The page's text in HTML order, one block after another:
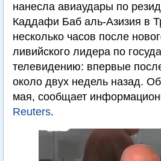
нанесла авиаудары по
Каддафи Баб аль-Азизия в
несколько часов после
ливийского лидера по
телевидению: впервые
около двух недель назад.
мая, сообщает
Reuters.